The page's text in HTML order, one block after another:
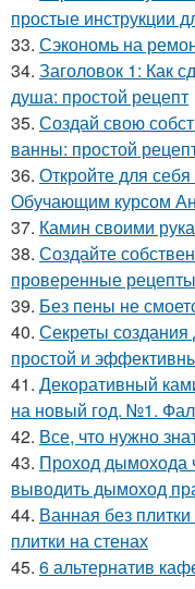
простые инструкции
33. Сэкономь на
34. Заголовок 1: Как
душа: простой рецепт
35. Создай свою
ванны: простой
36. Откройте для
Обучающим курсом
37. Камин своими
38. Создайте
проверенные
39. Без пены не
40. Секреты
простой и
41. Декоративный
на новый год. №1.
42. Все, что нужно
43. Проход дымохода
выводить дымоход
44. Ванная без
плитки на стенах
45. 6 альтернатив